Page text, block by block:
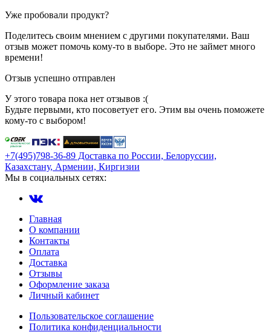
Уже пробовали продукт?
Поделитесь своим мнением с другими покупателями. Ваш
отзыв может помочь кому-то в выборе. Это не займет много
времени!
Отзыв успешно отправлен
У этого товара пока нет отзывов :(
Будьте первыми, кто посоветует его. Этим вы очень поможете
кому-то с выбором!
+7(495)798-36-89 Доставка по России, Белоруссии,
Казахстану, Армении, Киргизии
Мы в социальных сетях:
Главная
О компании
Контакты
Оплата
Доставка
Отзывы
Оформление заказа
Личный кабинет
Пользовательское соглашение
Политика конфиденциальности